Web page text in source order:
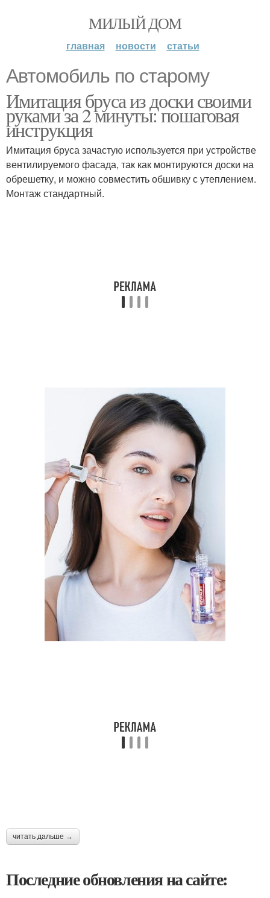
МИЛЫЙ ДОМ
главная новости статьи
Автомобиль по старому
Имитация бруса из доски своими
руками за 2 минуты: пошаговая
инструкция
Имитация бруса зачастую используется при устройстве
вентилируемого фасада, так как монтируются доски на
обрешетку, и можно совместить обшивку с утеплением.
Монтаж стандартный.
читать дальше →
Последние обновления на сайте: